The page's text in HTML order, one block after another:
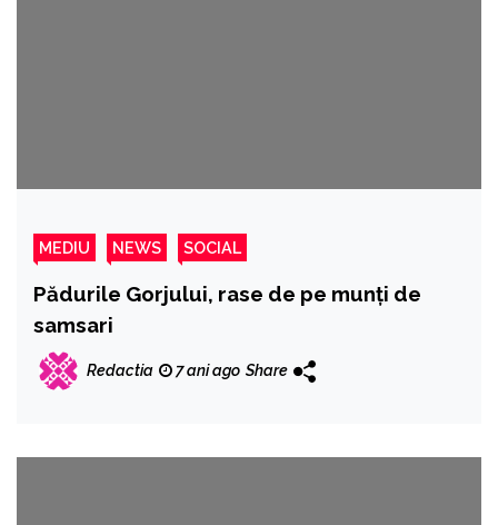
MEDIU NEWS SOCIAL
Pădurile Gorjului, rase de pe munți de
samsari
Redactia 7 ani ago Share